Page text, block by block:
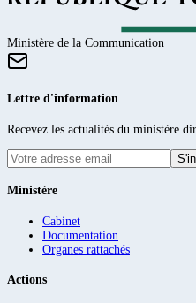
Ministère de la Communication
Lettre d'information
Recevez les actualités du ministère
Ministère
Cabinet
Documentation
Organes rattachés
Actions